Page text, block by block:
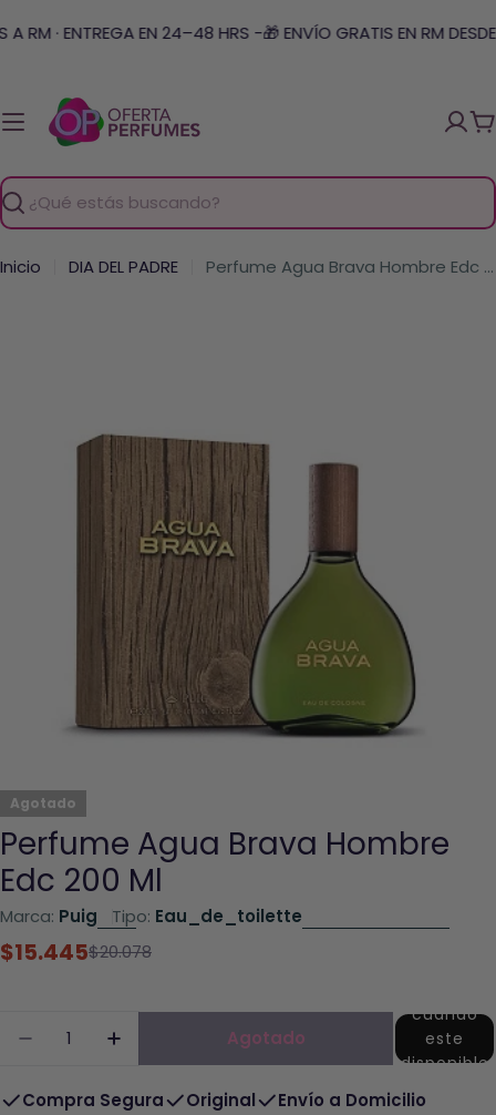
al RM · ENTREGA EN 24–48 HRS -🎁 ENVÍO GRATIS EN RM
Buscar
Inicio DIA DEL PADRE Perfume Agua Brava Hombre Edc 200 Ml
el archivo 0 en una ventana modal
Agotado
Perfume Agua Brava Hombre
Edc 200 Ml
Marca: Puig Tipo: Eau_de_toilette
Precio
$15.445
Precio
$20.078
Disminuir La Cantidad De Perfume Agua
Aumentar La Cantidad De Perfume
Agotado
cuando
este
disponible
Compra Segura Original Envío a Domicilio